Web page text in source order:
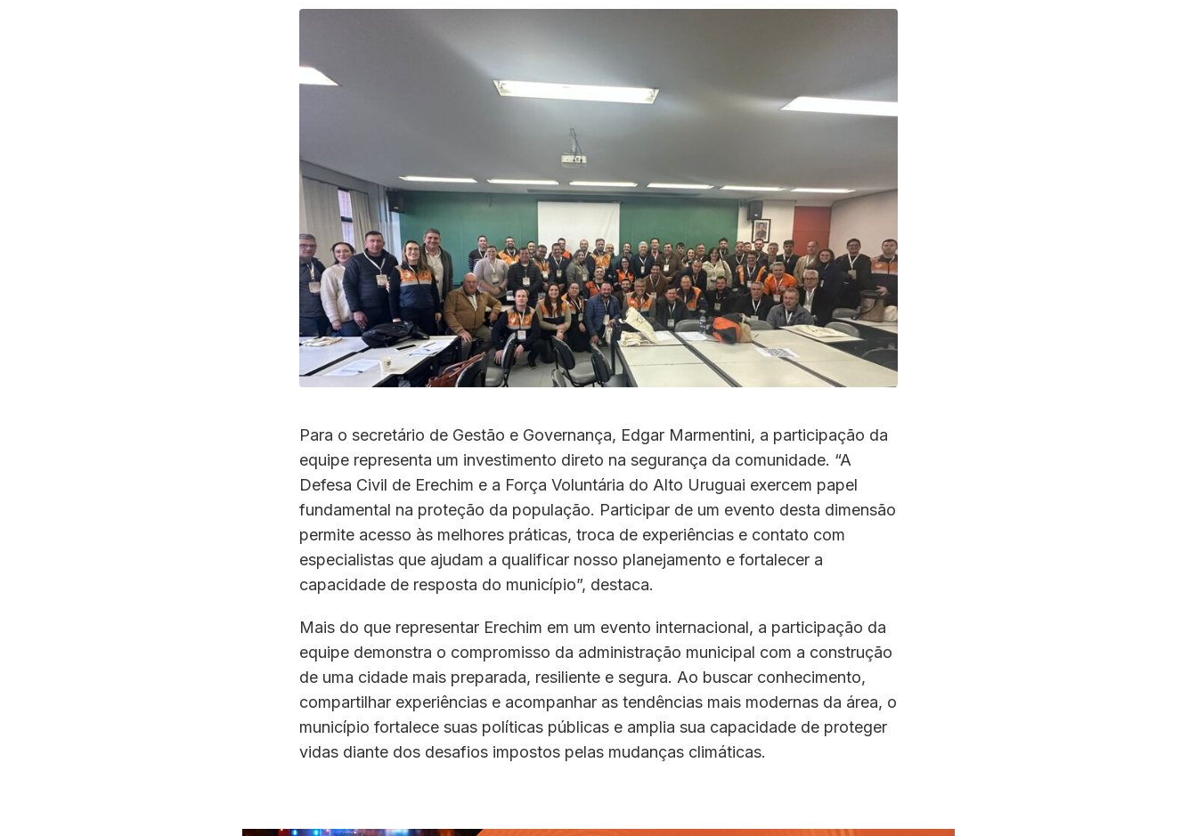
Para o secretário de Gestão e Governança, Edgar Marmentini, a participação da
equipe representa um investimento direto na segurança da comunidade. “A
Defesa Civil de Erechim e a Força Voluntária do Alto Uruguai exercem papel
fundamental na proteção da população. Participar de um evento desta dimensão
permite acesso às melhores práticas, troca de experiências e contato com
especialistas que ajudam a qualificar nosso planejamento e fortalecer a
capacidade de resposta do município”, destaca.
Mais do que representar Erechim em um evento internacional, a participação da
equipe demonstra o compromisso da administração municipal com a construção
de uma cidade mais preparada, resiliente e segura. Ao buscar conhecimento,
compartilhar experiências e acompanhar as tendências mais modernas da área, o
município fortalece suas políticas públicas e amplia sua capacidade de proteger
vidas diante dos desafios impostos pelas mudanças climáticas.